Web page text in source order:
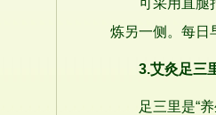
可采用直腿抬
炼另一侧。每日
3.艾灸足三
足三里是“养